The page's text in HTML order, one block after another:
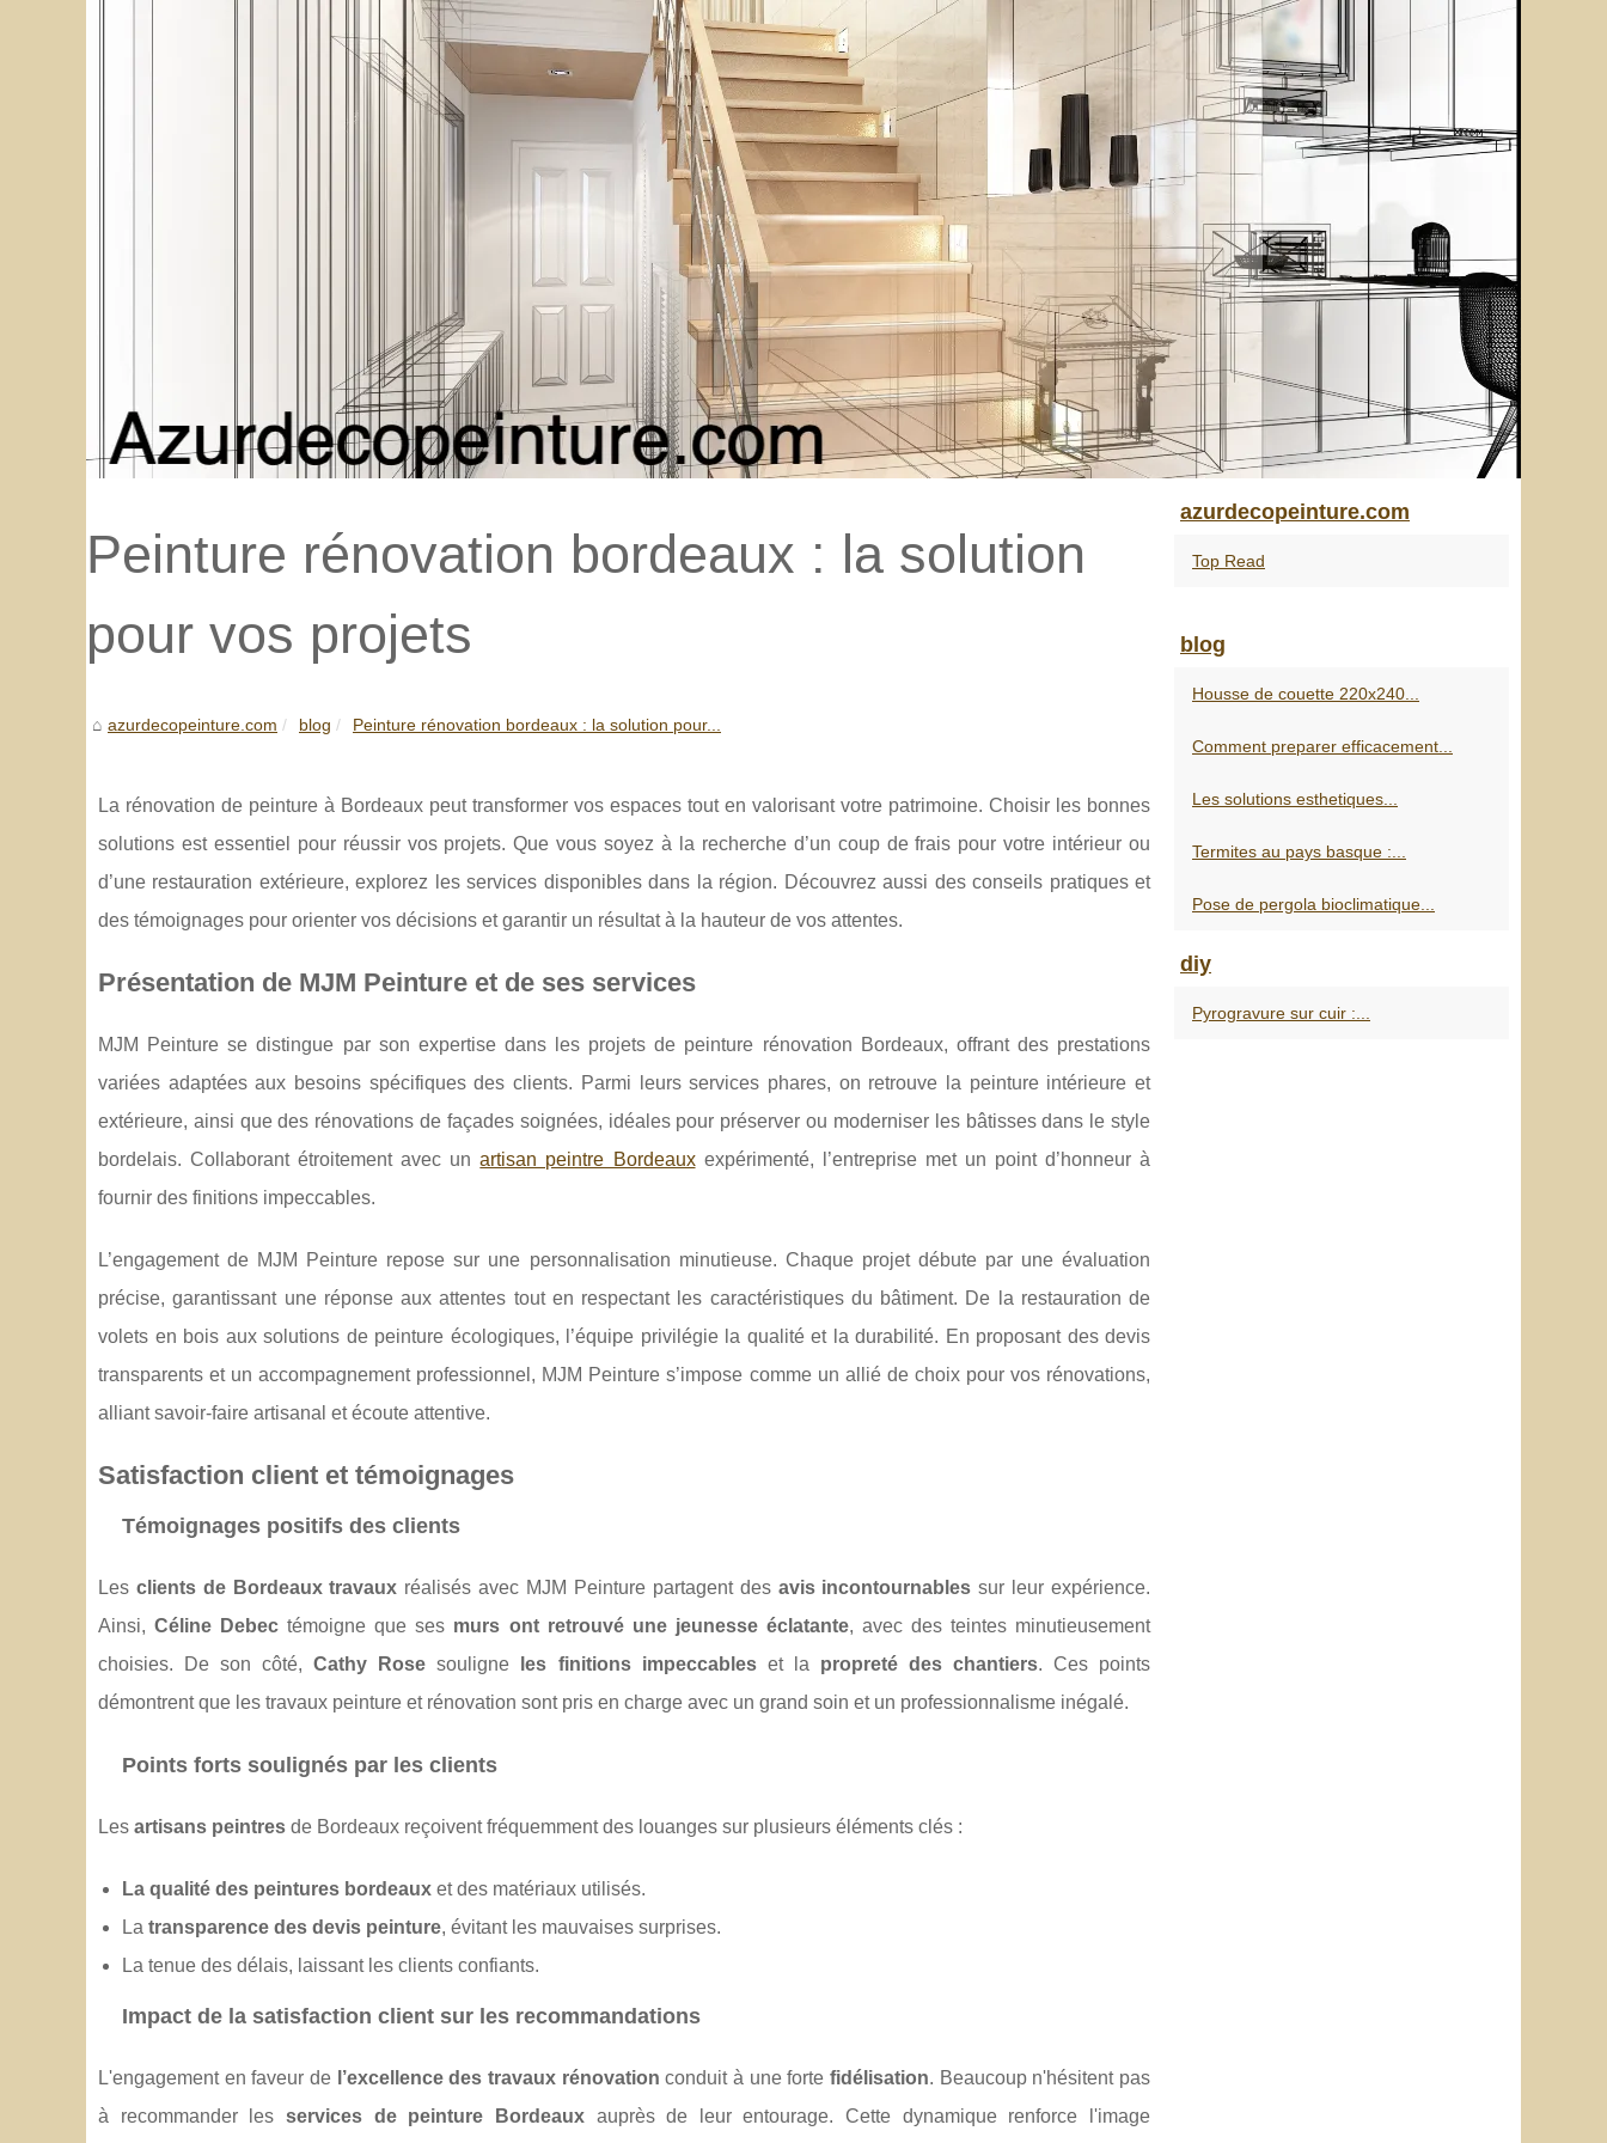
Peinture rénovation bordeaux : la solution
pour vos projets
azurdecopeinture.com blog Peinture rénovation bordeaux : la solution pour...
La rénovation de peinture à Bordeaux peut transformer vos espaces tout en valorisant votre patrimoine. Choisir les bonnes
solutions est essentiel pour réussir vos projets. Que vous soyez à la recherche d’un coup de frais pour votre intérieur ou
d’une restauration extérieure, explorez les services disponibles dans la région. Découvrez aussi des conseils pratiques et
des témoignages pour orienter vos décisions et garantir un résultat à la hauteur de vos attentes.
Présentation de MJM Peinture et de ses services
MJM Peinture se distingue par son expertise dans les projets de peinture rénovation Bordeaux, offrant des prestations
variées adaptées aux besoins spécifiques desclients. Parmi leurs services phares, on retrouve la peinture intérieure et
extérieure, ainsi que des rénovations de façades soignées, idéales pour préserver ou moderniser les bâtisses dans le style
bordelais. Collaborant étroitement avec unartisan peintre Bordeauxexpérimenté, l’entreprise met un point d’honneur à
fournir des finitions impeccables.
L’engagement de MJM Peinture repose sur une personnalisation minutieuse. Chaque projet débute par une évaluation
précise, garantissant une réponse aux attentes tout en respectant les caractéristiques du bâtiment. De la restauration de
volets en bois aux solutions de peinture écologiques, l’équipe privilégie la qualité et la durabilité. En proposant des devis
transparents et un accompagnement professionnel, MJM Peinture s’impose comme un allié de choix pour vos rénovations,
alliant savoir-faire artisanal et écoute attentive.
Satisfaction client et témoignages
Témoignages positifs des clients
Les clients de Bordeaux travaux réalisés avec MJM Peinture partagent des avis incontournables sur leur expérience.
Ainsi,Céline Debec témoigne que ses murs ont retrouvé une jeunesse éclatante, avec des teintes minutieusement
choisies. De son côté,Cathy Rose souligne les finitions impeccableset la propreté des chantiers. Ces points
démontrent que les travaux peinture et rénovation sont pris en charge avec un grand soin et un professionnalisme inégalé.
Points forts soulignés par les clients
Les artisans peintres de Bordeaux reçoivent fréquemment des louanges sur plusieurs éléments clés :
La qualité des peintures bordeaux et des matériaux utilisés.
La transparence des devis peinture, évitant les mauvaises surprises.
La tenue des délais, laissant les clients confiants.
Impact de la satisfaction client sur les recommandations
L'engagement en faveur de l’excellence des travaux rénovation conduit à une fortefidélisation. Beaucoup n'hésitent pas
à recommander les services de peinture Bordeauxauprès de leur entourage. Cette dynamique renforce l'image
azurdecopeinture.com
Top Read
blog
Housse de couette 220x240...
Comment preparer efficacement...
Les solutions esthetiques...
Termites au pays basque :...
Pose de pergola bioclimatique...
diy
Pyrogravure sur cuir :...